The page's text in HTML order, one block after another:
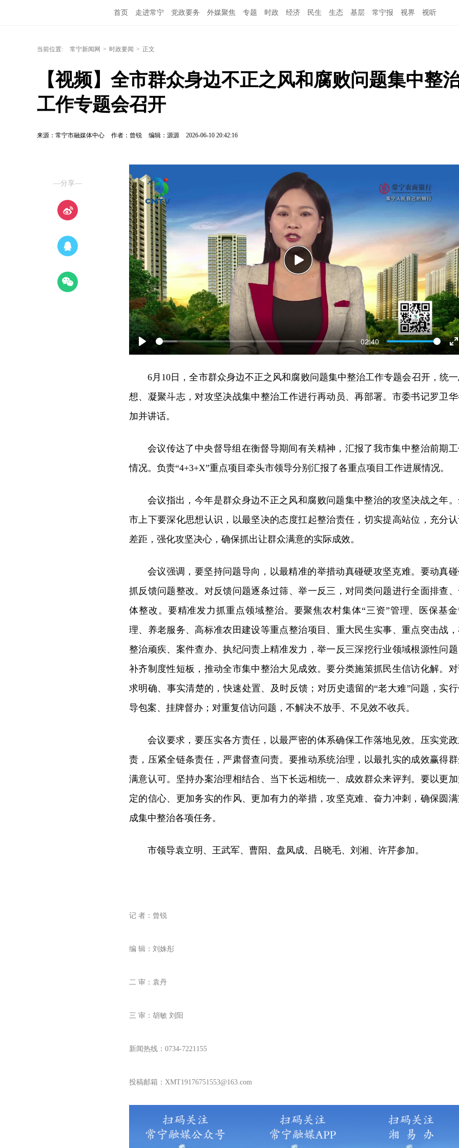
首页 走进常宁 党政要务 外媒聚焦 专题 时政 经济 民生 生态 基层 常宁报 视界 视听
当前位置: 常宁新闻网 > 时政要闻 > 正文
【视频】全市群众身边不正之风和腐败问题集中整
工作专题会召开
来源：常宁市融媒体中心 作者：曾锐 编辑：源源 2026-06-10 20:42:16
—分享—
Play
02:40
6月10日，全市群众身边不正之风和腐败问题集中整治工作专题会召开，统
想、凝聚斗志，对攻坚决战集中整治工作进行再动员、再部署。市委书记罗卫
加并讲话。
会议传达了中央督导组在衡督导期间有关精神，汇报了我市集中整治前期
情况。负责“4+3+X”重点项目牵头市领导分别汇报了各重点项目工作进展情况。
会议指出，今年是群众身边不正之风和腐败问题集中整治的攻坚决战之年
市上下要深化思想认识，以最坚决的态度扛起整治责任，切实提高站位，充分
差距，强化攻坚决心，确保抓出让群众满意的实际成效。
会议强调，要坚持问题导向，以最精准的举措动真碰硬攻坚克难。要动真碰
抓反馈问题整改。对反馈问题逐条过筛、举一反三，对同类问题进行全面排查
体整改。要精准发力抓重点领域整治。要聚焦农村集体“三资”管理、医保基金
理、养老服务、高标准农田建设等重点整治项目、重大民生实事、重点突击战
整治顽疾、案件查办、执纪问责上精准发力，举一反三深挖行业领域根源性问题
补齐制度性短板，推动全市集中整治大见成效。要分类施策抓民生信访化解。
求明确、事实清楚的，快速处置、及时反馈；对历史遗留的“老大难”问题，实
导包案、挂牌督办；对重复信访问题，不解决不放手、不见效不收兵。
会议要求，要压实各方责任，以最严密的体系确保工作落地见效。压实党
责，压紧全链条责任，严肃督查问责。要推动系统治理，以最扎实的成效赢得
满意认可。坚持办案治理相结合、当下长远相统一、成效群众来评判。要以更
定的信心、更加务实的作风、更加有力的举措，攻坚克难、奋力冲刺，确保圆
成集中整治各项任务。
市领导袁立明、王武军、曹阳、盘凤成、吕晓毛、刘湘、许芹参加。
记 者：曾锐
编 辑：刘姝彤
二 审：袁丹
三 审：胡敏 刘阳
新闻热线：0734-7221155
投稿邮箱：XMT19176751553@163.com